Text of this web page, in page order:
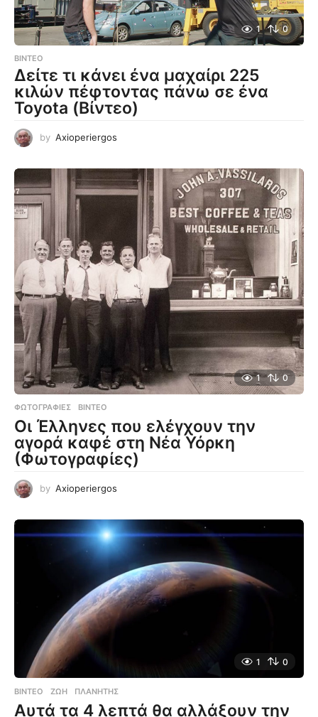
1 0
ΒΊΝΤΕΟ
Δείτε τι κάνει ένα μαχαίρι 225
κιλών πέφτοντας πάνω σε ένα
Toyota (Βίντεο)
by Axioperiergos
1 0
ΦΩΤΟΓΡΑΦΊΕΣ ,ΒΊΝΤΕΟ
Οι Έλληνες που ελέγχουν την
αγορά καφέ στη Νέα Υόρκη
(Φωτογραφίες)
by Axioperiergos
1 0
ΒΊΝΤΕΟ ΖΩΉ ,ΠΛΑΝΉΤΗΣ
Αυτά τα 4 λεπτά θα αλλάξουν την